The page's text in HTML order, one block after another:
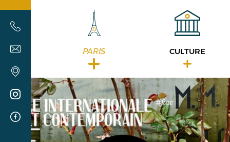
PARIS CULTURE